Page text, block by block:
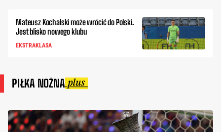
Mateusz Kochalski może wrócić do Polski.
Jest blisko nowego klubu
EKSTRAKLASA
PIŁKA NOŻNA